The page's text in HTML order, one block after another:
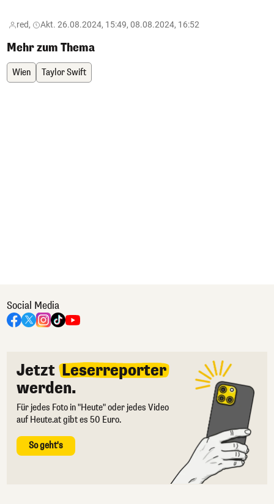
red, Akt. 26.08.2024, 15:49, 08.08.2024, 16:52
Mehr zum Thema
Wien Taylor Swift
Social Media
Jetzt Leserreporter
werden.
Für jedes Foto in "Heute" oder jedes Video
auf Heute.at gibt es 50 Euro.
So geht's